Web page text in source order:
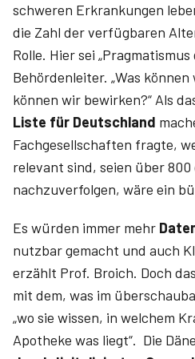
schweren Erkrankungen
die Zahl der verfügbaren
Rolle. Hier sei
Behördenleiter. „Was
können wir bewirken?“ Als
Liste für Deutschland
Fachgesellschaften fragte,
relevant sind, seien über 800
nachzuverfolgen, wäre ein
Es würden immer mehr
nutzbar gemacht und auch
erzählt Prof. Broich. Doch
mit dem, was im
„wo sie wissen, in welchem
Apotheke was liegt“. Die